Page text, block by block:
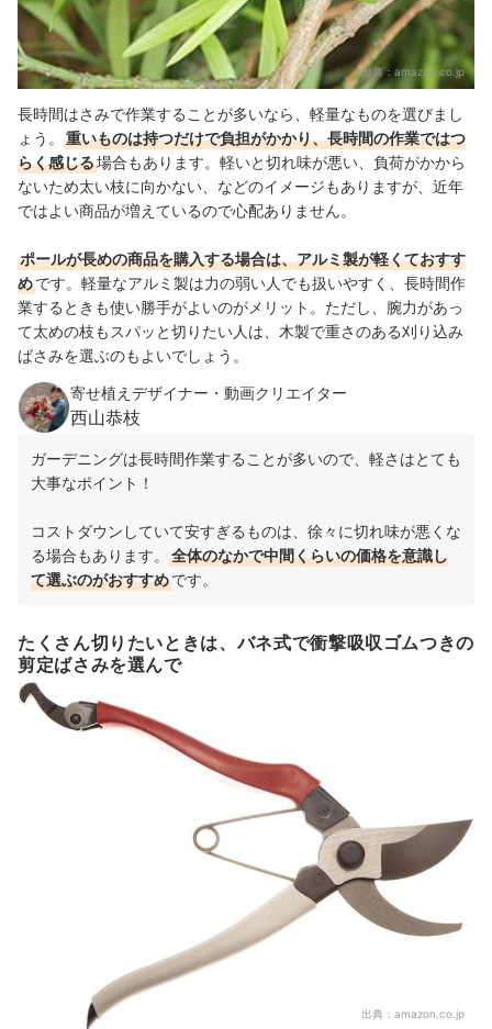
出典： amazon.co.jp
長時間はさみで作業することが多いなら、軽量なものを選びまし
ょう。
重いものは持つだけで負担がかかり、長時間の作業ではつ
らく感じる場合もあります。軽いと切れ味が悪い、負荷がかから
ないため太い枝に向かない、などのイメージもありますが、近年
ではよい商品が増えているので心配ありません。
ポールが長めの商品を購入する場合は、アルミ製が軽くておすす
めです。軽量なアルミ製は力の弱い人でも扱いやすく、長時間作
業するときも使い勝手がよいのがメリット。ただし、腕力があっ
て太めの枝もスパッと切りたい人は、木製で重さのある刈り込み
ばさみを選ぶのもよいでしょう。
寄せ植えデザイナー・動画クリエイター
西山恭枝
ガーデニングは長時間作業することが多いので、軽さはとても
大事なポイント！
コストダウンしていて安すぎるものは、徐々に切れ味が悪くな
る場合もあります。
全体のなかで中間くらいの価格を意識し
て選ぶのがおすすめです。
たくさん切りたいときは、バネ式で衝撃吸収ゴムつきの
剪定ばさみを選んで
出典： amazon.co.jp